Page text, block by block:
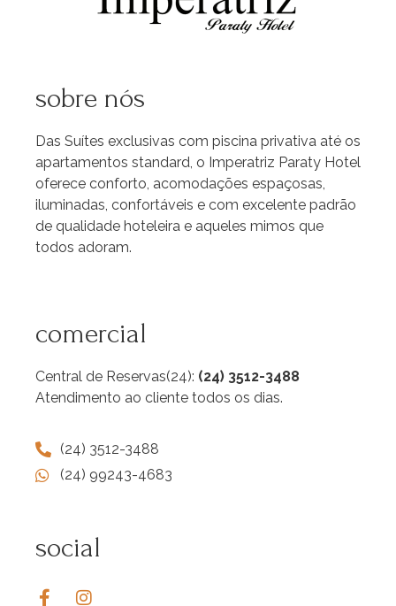
sobre nós
Das Suítes exclusivas com piscina privativa até os
apartamentos standard, o Imperatriz Paraty Hotel
oferece conforto, acomodações espaçosas,
iluminadas, confortáveis e com excelente padrão
de qualidade hoteleira e aqueles mimos que
todos adoram.
comercial
Central de Reservas(24): (24) 3512-3488
Atendimento ao cliente todos os dias.
(24) 3512-3488
(24) 99243-4683
social